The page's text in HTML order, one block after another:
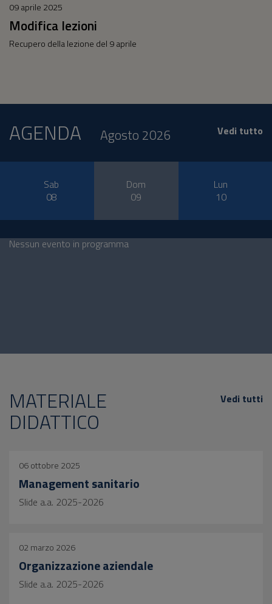
09 aprile 2025
Modifica lezioni
Recupero della lezione del 9 aprile
AGENDA Agosto 2026 Vedi tutto
Sab
08
Dom
09
Lun
10
Nessun evento in programma
MATERIALE
DIDATTICO
Vedi tutti
06 ottobre 2025
Management sanitario
Slide a.a. 2025-2026
02 marzo 2026
Organizzazione aziendale
Slide a.a. 2025-2026